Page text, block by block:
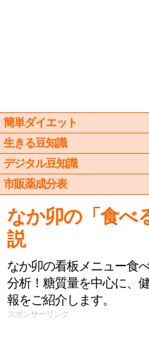
簡単ダイエット
生きる豆知識
デジタル豆知識
市販薬成分表
なか卯の「食べ
説
なか卯の看板メニュー食
分析！糖質量を中心に、
報をご紹介します。
スポンサーリンク